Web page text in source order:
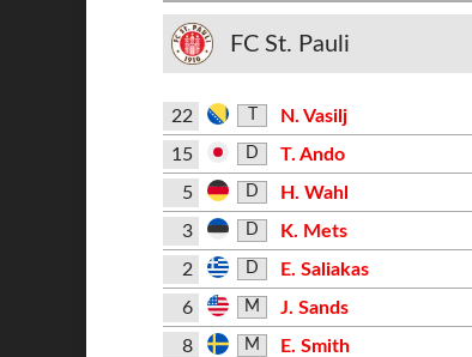
FC St. Pauli
22
N. Vasilj
15
D
T. Ando
5
D
H. Wahl
3
D
K. Mets
2
D E. Saliakas
6 M J. Sands
8 M
E. Smith